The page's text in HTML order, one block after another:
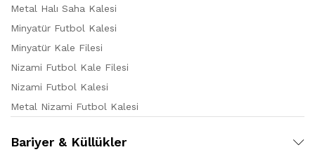
Metal Halı Saha Kalesi
Minyatür Futbol Kalesi
Minyatür Kale Filesi
Nizami Futbol Kale Filesi
Nizami Futbol Kalesi
Metal Nizami Futbol Kalesi
Bariyer & Küllükler